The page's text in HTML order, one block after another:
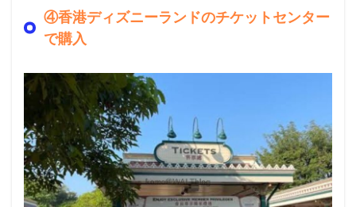
④香港ディズニーランドのチケットセンター
で購入